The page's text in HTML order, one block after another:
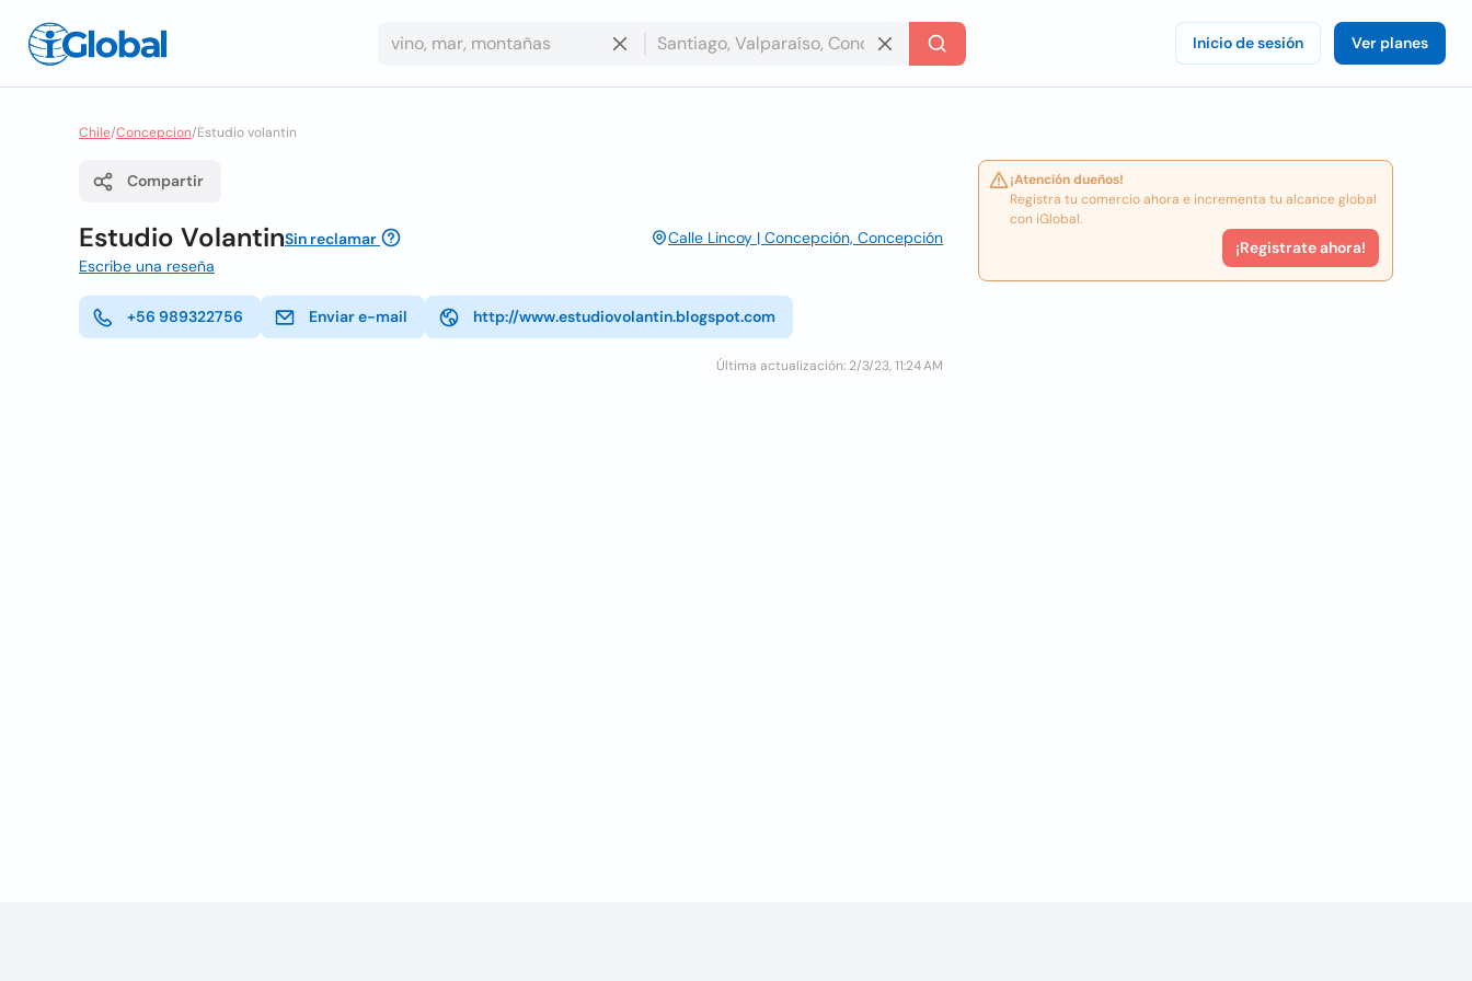
Inicio de sesión Ver planes
Chile/Concepcion/Estudio volantin
Compartir
Estudio VolantinSin reclamar
Calle Lincoy | Concepción, Concepción
Escribe una reseña
+56 989322756 Enviar e-mail http://www.estudiovolantin.blogspot.com
Última actualización: 2/3/23, 11:24 AM
¡Atención dueños!
Registra tu comercio ahora e incrementa tu alcance global
con iGlobal.
¡Registrate ahora!